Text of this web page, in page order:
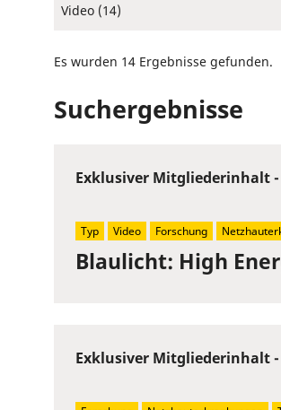
Video (14)
Es wurden 14 Ergebnisse gefunden.
Suchergebnisse
Blaulicht: High
Exklusiver Mitgliederinhalt
Typ Video Forschung
Exklusiver Mitgliederinhalt